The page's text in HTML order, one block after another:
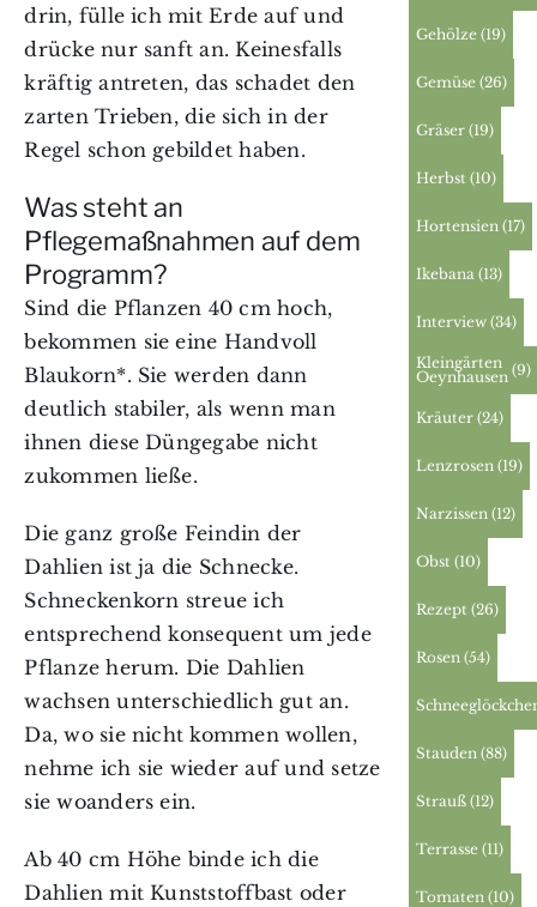
drin, fülle ich mit Erde auf und
drücke nur sanft an. Keinesfalls
kräftig antreten, das schadet den
zarten Trieben, die sich in der
Regel schon gebildet haben.
Was steht an
Pflegemaßnahmen auf dem
Programm?
Sind die Pflanzen 40 cm hoch,
bekommen sie eine Handvoll
Blaukorn*. Sie werden dann
deutlich stabiler, als wenn man
ihnen diese Düngegabe nicht
zukommen ließe.
Die ganz große Feindin der
Dahlien ist ja die Schnecke.
Schneckenkorn streue ich
entsprechend konsequent um jede
Pflanze herum. Die Dahlien
wachsen unterschiedlich gut an.
Da, wo sie nicht kommen wollen,
nehme ich sie wieder auf und setze
sie woanders ein.
Ab 40 cm Höhe binde ich die
Dahlien mit Kunststoffbast oder
Gehölze (19)
Gemüse (26)
Gräser (19)
Herbst (10)
Hortensien (17)
Ikebana (13)
Interview (34)
Kleingärten
Oeynhausen (9)
Kräuter (24)
Lenzrosen (19)
Narzissen (12)
Obst (10)
Rezept (26)
Rosen (54)
Stauden (88)
Strauß (12)
Terrasse (11)
Tomaten (10)